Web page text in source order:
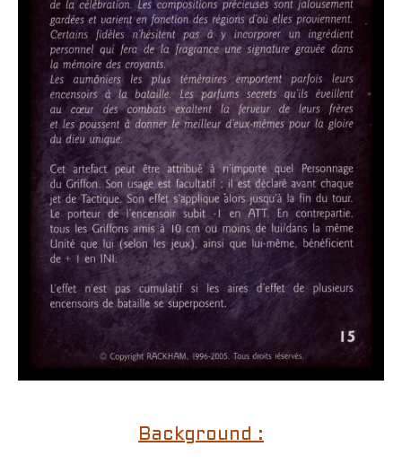
Background :